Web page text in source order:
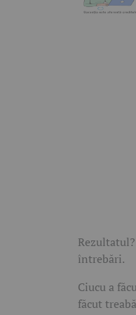
întrebări.
Ciucu a
făcut